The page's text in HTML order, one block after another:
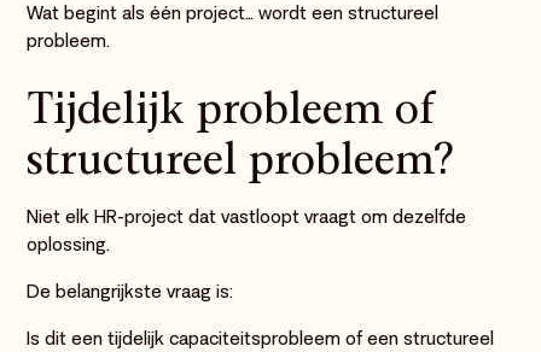
Wat begint als één project… wordt een structureel
probleem.
Tijdelijk probleem of
structureel probleem?
Niet elk HR-project dat vastloopt vraagt om dezelfde
oplossing.
De belangrijkste vraag is:
Is dit een tijdelijk capaciteitsprobleem of een structureel